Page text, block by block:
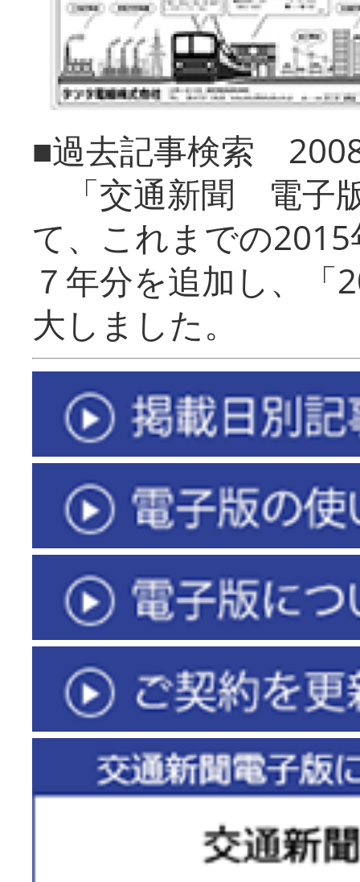
■過去記事検索
「交通新聞 電子
て、これまでの
７年分を追加し、「
大しまし